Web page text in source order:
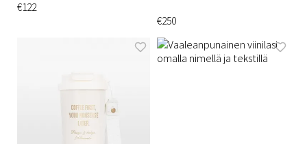
€122
€250